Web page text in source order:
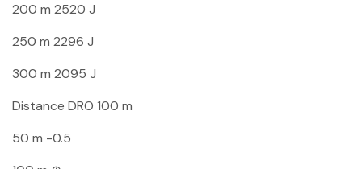
200 m 2520 J
250 m 2296 J
300 m 2095 J
Distance DRO 100 m
50 m -0.5